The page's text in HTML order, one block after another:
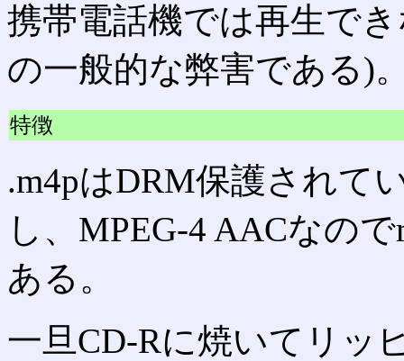
携帯電話機では再生で
の一般的な弊害である)
特徴
.m4pはDRM保護されて
し、MPEG-4 AACなの
ある。
一旦CD-Rに焼いてリッ